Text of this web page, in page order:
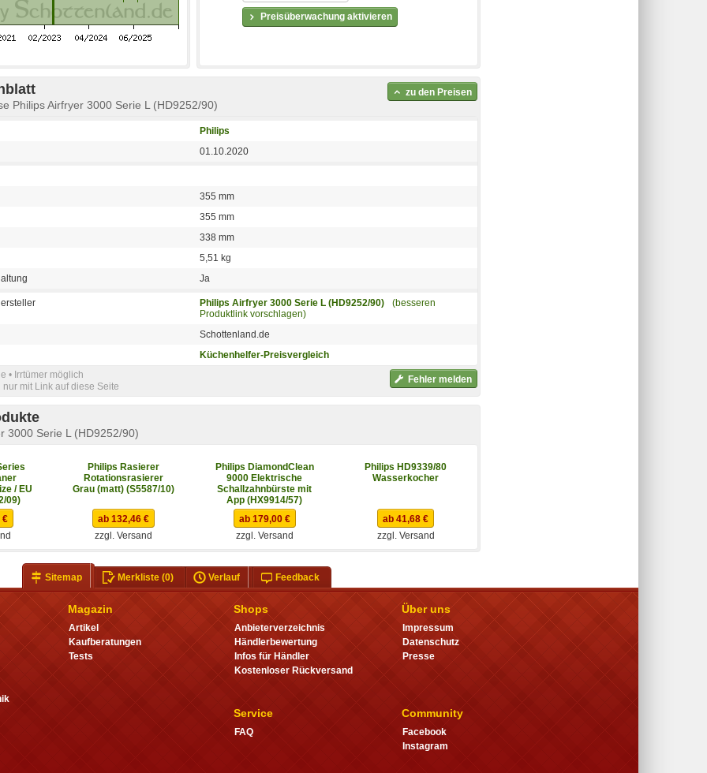
Preisüberwachung aktivieren
Philips Airfryer 3000 Serie L (HD9252/90)
zu den Preisen
Philips
01.10.2020
355 mm
355 mm
338 mm
5,51 kg
Ja
Philips Airfryer 3000 Serie L (HD9252/90)
(besseren
Produktlink vorschlagen)
Schottenland.de
Küchenhelfer-Preisvergleich
Fehler melden
• Irrtümer möglich
mit Link auf diese Seite
3000 Serie L (HD9252/90)
/ EU
09)
Philips Rasierer
Rotationsrasierer
Grau (matt) (S5587/10)
Philips DiamondClean
9000 Elektrische
Schallzahnbürste mit
App (HX9914/57)
Philips HD9339/80
Wasserkocher
€
ab 132,46 €
zzgl. Versand
ab 179,00 €
zzgl. Versand
ab 41,68 €
zzgl. Versand
Sitemap Merkliste(0) Verlauf Feedback
Magazin
Artikel
Kaufberatungen
Tests
Shops
Anbieterverzeichnis
Händlerbewertung
Infos für Händler
Kostenloser Rückversand
Service
FAQ
Über uns
Impressum
Datenschutz
Presse
Community
Facebook
Instagram